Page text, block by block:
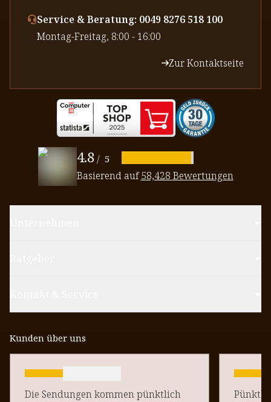
Service & Beratung: 0049 8276 518 100
⁠Montag-Freitag, 8:00 - 16:00
Zur Kontaktseite
4.8 / 5
Basierend auf58,428 Bewertungen
Kunden über uns
Die Sendungen kommen pünktlich
Pünktlich